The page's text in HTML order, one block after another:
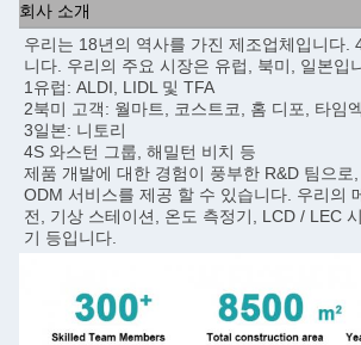
회사 소개
우리는 18년의 역사를 가진 제조업체입니다.
니다. 우리의 주요 시장은 유럽, 북미, 일본입
1유럽: ALDI, LIDL 및 TFA
2북미 고객: 월마트, 코스트코, 홈 디포, 타임
3일본: 니토리
4S 와스턴 그룹, 해밀턴 비치 등
제품 개발에 대한 경험이 풍부한 R&D 팀으로
ODM 서비스를 제공 할 수 있습니다. 우리의
전, 기상 스테이션, 온도 측정기, LCD / LEC
기 등입니다.